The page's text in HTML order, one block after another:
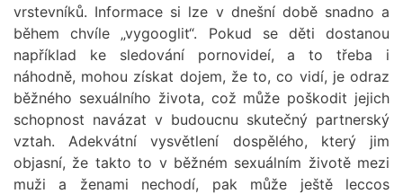
vrstevníků. Informace si lze v dnešní době snadno a
během chvíle „vygooglit“. Pokud se děti dostanou
například ke sledování pornovideí, a to třeba i
náhodně, mohou získat dojem, že to, co vidí, je odraz
běžného sexuálního života, což může poškodit jejich
schopnost navázat v budoucnu skutečný partnerský
vztah. Adekvátní vysvětlení dospělého, který jim
objasní, že takto to v běžném sexuálním životě mezi
muži a ženami nechodí, pak může ještě leccos